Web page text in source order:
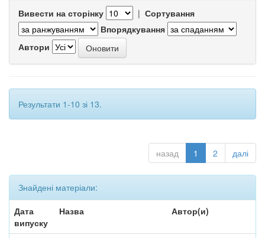
Вивести на сторінку | Сортування
Впорядкування
Автори
Результати 1-10 зі 13.
назад 1 2 далі
Знайдені матеріали:
Дата
випуску
Назва Автор(и)